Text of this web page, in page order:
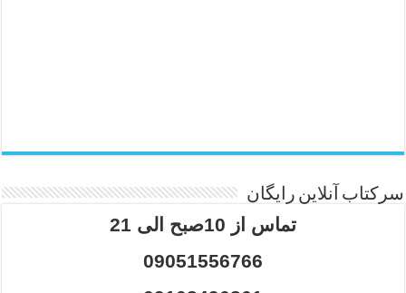
سرکتاب آنلاین رایگان
تماس از 10صبح الی 21
09051556766